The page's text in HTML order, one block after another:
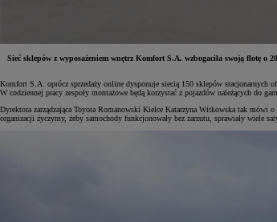
Yaris Cross
Sieć sklepów z wyposażeniem wnętrz Komfort S.A. wzbogaciła swoją flotę o
Komfort S.A. oprócz sprzedaży online dysponuje siecią 150 sklepów stacjonarnych
W codziennej pracy zespoły montażowe będą korzystać z pojazdów należących do
Dyrektora zarządzająca Toyota Romanowski Kielce Katarzyna Witkowska tak mówi
organizacji życzymy, żeby samochody funkcjonowały bez zarzutu, sprawiały wiele